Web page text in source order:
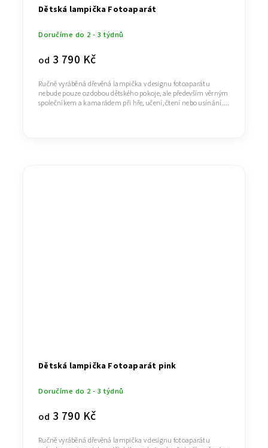
Dětská lampička Fotoaparát
Doručíme do 2 - 3 týdnů
od 3 790 Kč
Ručně vyráběná dřevěná lampička v designu fotoaparátu
nebude pouze ozdobou dětského pokoje, ale především věrným
společníkem a kamarádem při hře, učení, čtení nebo usínání....
Dětská lampička Fotoaparát pink
Doručíme do 2 - 3 týdnů
od 3 790 Kč
Ručně vyráběná dřevěná lampička v designu fotoaparátu